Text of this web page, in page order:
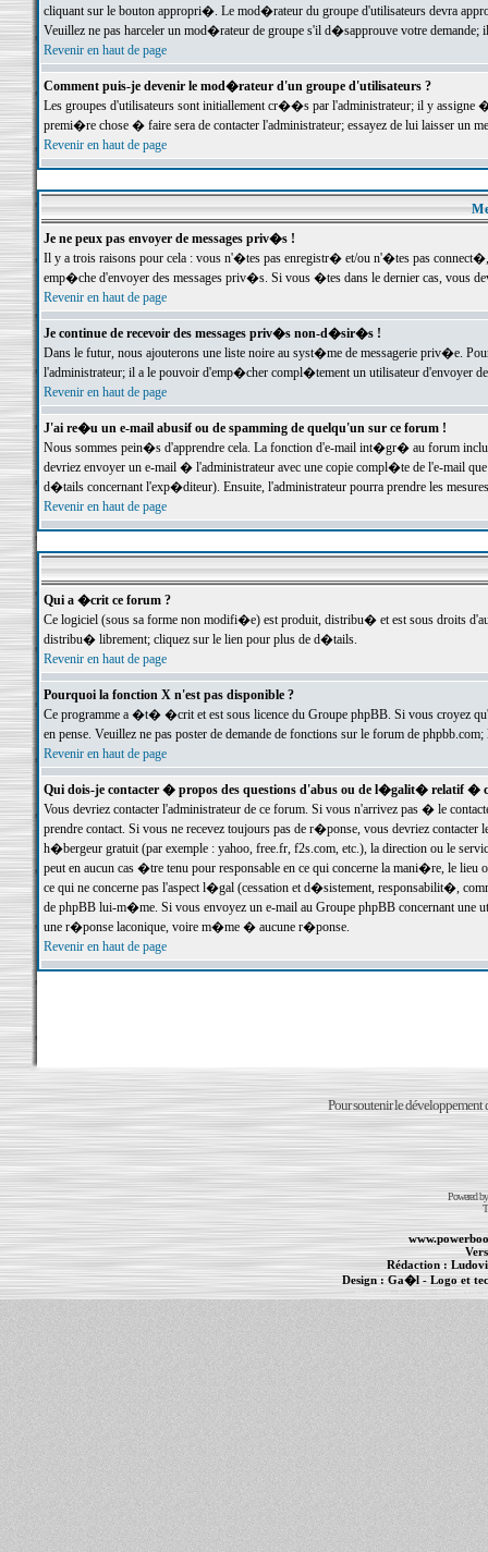
cliquant sur le bouton appropri�. Le mod�rateur du groupe d'utilisateurs devra
Veuillez ne pas harceler un mod�rateur de groupe s'il d�sapprouve votre demande;
Revenir en haut de page
Comment puis-je devenir le mod�rateur d'un groupe d'utilisateurs ?
Les groupes d'utilisateurs sont initiallement cr��s par l'administrateur; il y
premi�re chose � faire sera de contacter l'administrateur; essayez de lui laisser un
Revenir en haut de page
Je ne peux pas envoyer de messages priv�s !
Il y a trois raisons pour cela : vous n'�tes pas enregistr� et/ou n'�tes pas
emp�che d'envoyer des messages priv�s. Si vous �tes dans le dernier cas, vous
Revenir en haut de page
Je continue de recevoir des messages priv�s non-d�sir�s !
Dans le futur, nous ajouterons une liste noire au syst�me de messagerie priv�e.
l'administrateur; il a le pouvoir d'emp�cher compl�tement un utilisateur d'envoyer
Revenir en haut de page
J'ai re�u un e-mail abusif ou de spamming de quelqu'un sur ce forum !
Nous sommes pein�s d'apprendre cela. La fonction d'e-mail int�gr� au forum inclut
devriez envoyer un e-mail � l'administrateur avec une copie compl�te de l'e-mail
d�tails concernant l'exp�diteur). Ensuite, l'administrateur pourra prendre les
Revenir en haut de page
Qui a �crit ce forum ?
Ce logiciel (sous sa forme non modifi�e) est produit, distribu� et est sous droits
distribu� librement; cliquez sur le lien pour plus de d�tails.
Revenir en haut de page
Pourquoi la fonction X n'est pas disponible ?
Ce programme a �t� �crit et est sous licence du Groupe phpBB. Si vous croyez
en pense. Veuillez ne pas poster de demande de fonctions sur le forum de
Revenir en haut de page
Qui dois-je contacter � propos des questions d'abus ou de l�galit� relatif �
Vous devriez contacter l'administrateur de ce forum. Si vous n'arrivez pas � le
prendre contact. Si vous ne recevez toujours pas de r�ponse, vous devriez
h�bergeur gratuit (par exemple : yahoo, free.fr, f2s.com, etc.), la direction ou le
peut en aucun cas �tre tenu pour responsable en ce qui concerne la mani�re, le
ce qui ne concerne pas l'aspect l�gal (cessation et d�sistement, responsabilit�,
de phpBB lui-m�me. Si vous envoyez un e-mail au Groupe phpBB concernant une
une r�ponse laconique, voire m�me � aucune r�ponse.
Revenir en haut de page
Pour soutenir le développement
Powered
Rédaction :
Design :Ga�l- Logo et
Informations :